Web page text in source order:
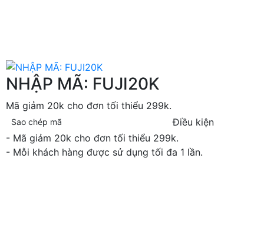
NHẬP MÃ: FUJI20K
Mã giảm 20k cho đơn tối thiểu 299k.
Sao chép mã
Điều kiện
- Mã giảm 20k cho đơn tối thiểu 299k.
- Mỗi khách hàng được sử dụng tối đa 1 lần.